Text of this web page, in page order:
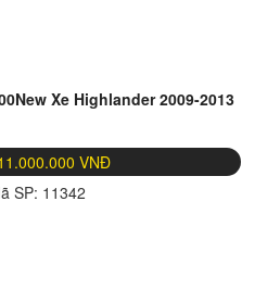
Xe Highlander 2009-2013
VNĐ
SP: 11342